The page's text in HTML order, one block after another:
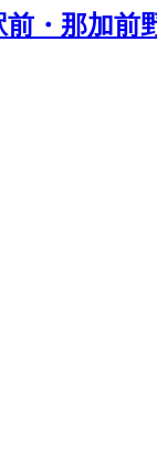
・那加